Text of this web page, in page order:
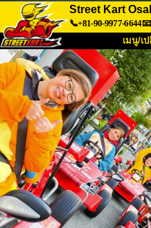
Street Kart
📞+81-90-9977-6644📧
เมนู/เ
ห
เกี่ยวกับ
การเข้าถึง เสีย
บริษัท
เปลี่
Tokyo Shinagawa
Tokyo Akihabara#2